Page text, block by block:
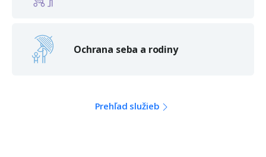
Ochrana seba a rodiny
Prehľad služieb